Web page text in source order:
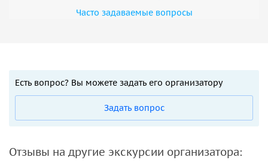
Часто задаваемые вопросы
Есть вопрос? Вы можете задать его организатору
Задать вопрос
Отзывы на другие экскурсии организатора: